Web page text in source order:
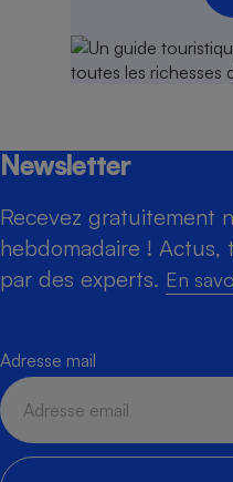
Newsletter
Recevez gratuitement
hebdomadaire ! Actus,
par des experts. En
Adresse mail